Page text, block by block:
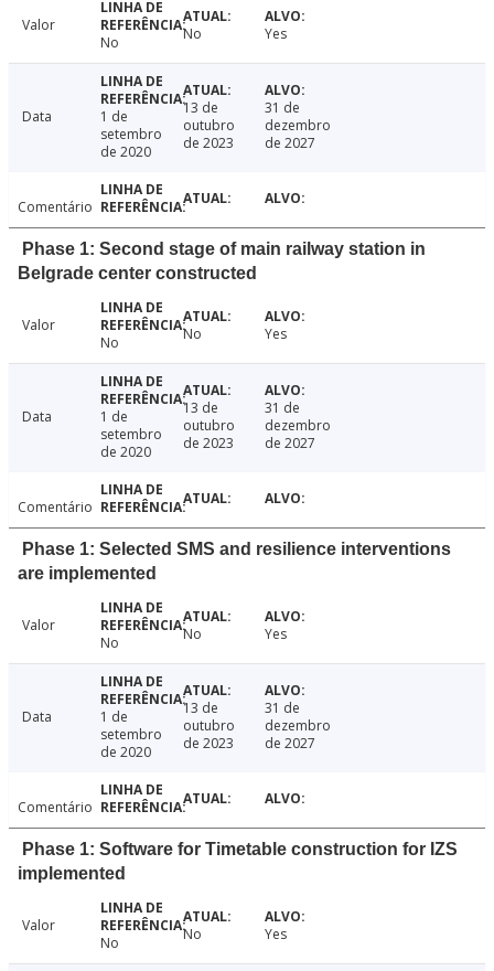
Valor
No
No Yes
Data
1 de
setembro
de 2020
13 de
outubro
de 2023
31 de
dezembro
de 2027
Comentário
Phase 1: Second stage of main railway station in
Belgrade center constructed
Valor
No
No Yes
Data
1 de
setembro
de 2020
13 de
outubro
de 2023
31 de
dezembro
de 2027
Comentário
Phase 1: Selected SMS and resilience interventions
are implemented
Valor
No
No Yes
Data
1 de
setembro
de 2020
13 de
outubro
de 2023
31 de
dezembro
de 2027
Comentário
Phase 1: Software for Timetable construction for IZS
implemented
Valor
No
No Yes